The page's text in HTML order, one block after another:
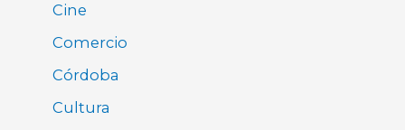
Cine
Comercio
Córdoba
Cultura